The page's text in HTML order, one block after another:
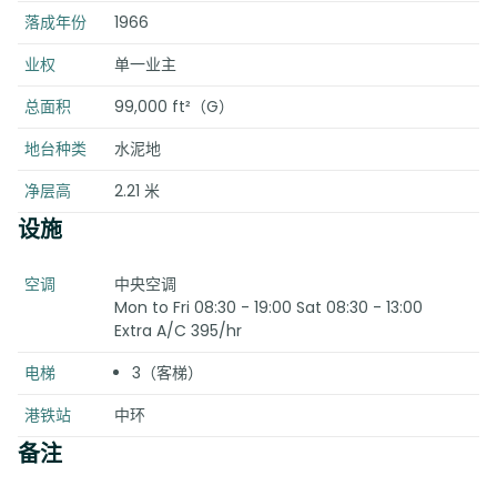
落成年份
1966
业权
单一业主
总面积
99,000 ft²（G）
地台种类
水泥地
净层高
2.21 米
设施
空调
中央空调
Mon to Fri 08:30 - 19:00 Sat 08:30 - 13:00
Extra A/C 395/hr
电梯
3（客梯）
港铁站
中环
备注